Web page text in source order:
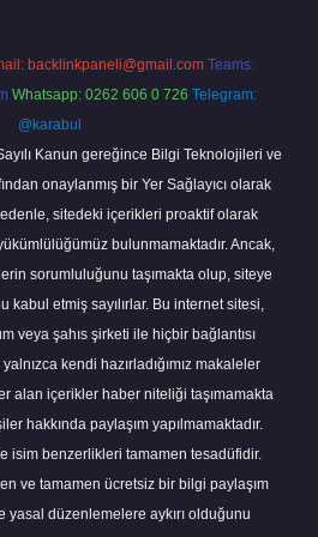
backlinkpaneli@gmail.com Teams:
Whatsapp: 0262 606 0 726 Telegram:
@karabul
Kanun gereğince Bilgi Teknolojileri ve
onaylanmış bir Yer Sağlayıcı olarak
sitedeki içerikleri proaktif olarak
bulunmamaktadır. Ancak,
sorumluluğunu taşımakta olup, siteye
kabul etmiş sayılırlar. Bu internet sitesi,
veya şahıs şirketi ile hiçbir bağlantısı
kendi hazırladığımız makaleler
alan içerikler haber niteliği taşımamakta
hakkında paylaşım yapılmamaktadır.
isim benzerlikleri tamamen tesadüfidir.
ve tamamen ücretsiz bir bilgi paylaşım
yasal düzenlemelere aykırı olduğunu